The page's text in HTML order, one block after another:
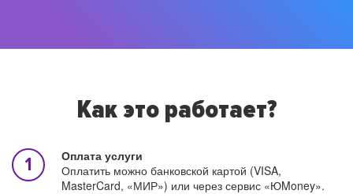
Как это работает?
Оплата услуги
Оплатить можно банковской картой (VISA,
MasterCard, «МИР») или через сервис «ЮMoney».